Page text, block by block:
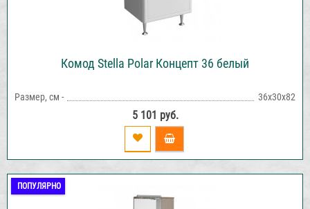
Комод Stella Polar Концепт 36 белый
Размер, см - 36х30х82
5 101 руб.
ПОПУЛЯРНО